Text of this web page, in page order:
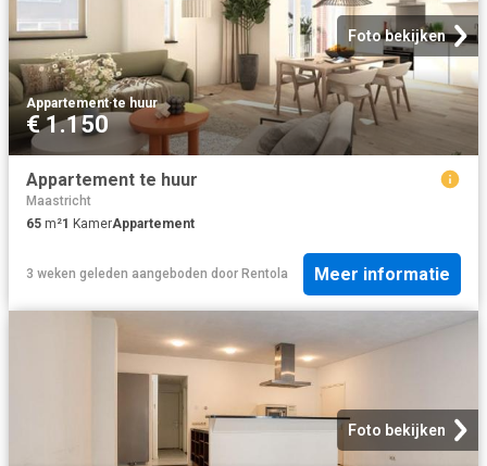
Foto bekijken
Appartement·te huur
€ 1.150
Appartement te huur
Maastricht
65 m²1 KamerAppartement
3 weken geleden aangeboden door Rentola Meer informatie
Foto bekijken